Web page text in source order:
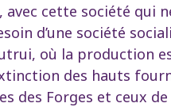
cette société qui
d’une société
où la production
des hauts
Forges et ceux de